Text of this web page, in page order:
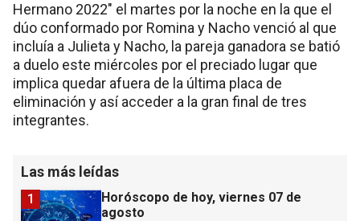
Hermano 2022″ el martes por la noche en la que el
dúo conformado por Romina y Nacho venció al que
incluía a Julieta y Nacho, la pareja ganadora se batió
a duelo este miércoles por el preciado lugar que
implica quedar afuera de la última placa de
eliminación y así acceder a la gran final de tres
integrantes.
Las más leídas
Horóscopo de hoy, viernes 07 de
agosto
1